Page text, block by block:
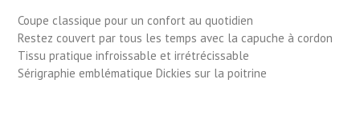
Coupe classique pour un confort au quotidien
Restez couvert par tous les temps avec la capuche à cordon
Tissu pratique infroissable et irrétrécissable
Sérigraphie emblématique Dickies sur la poitrine